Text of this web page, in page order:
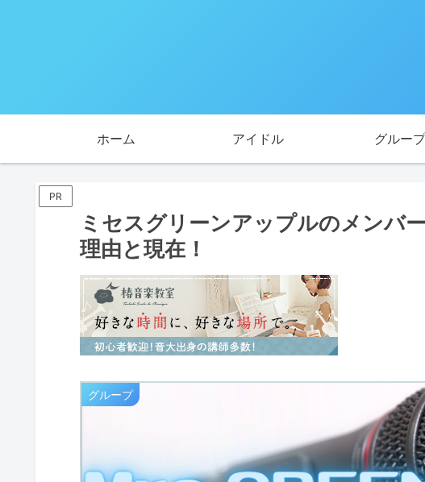
ホーム アイドル グループ
PR
ミセスグリーンアップルのメンバ
理由と現在！
グループ